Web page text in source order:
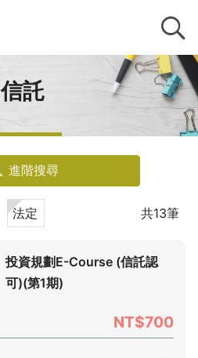
信託
進階搜尋
法定 共13筆
投資規劃E-Course (信託認
可)(第1期)
NT$700